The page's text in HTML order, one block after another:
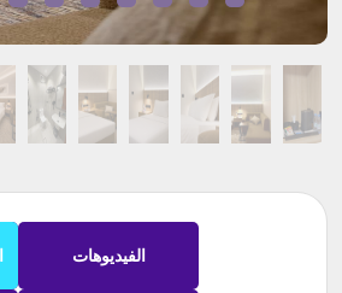
الفيديوهات